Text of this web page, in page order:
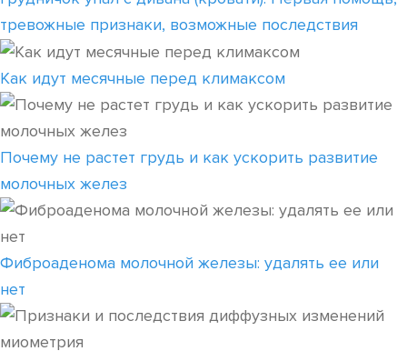
тревожные признаки, возможные последствия
Как идут месячные перед климаксом
Почему не растет грудь и как ускорить развитие
молочных желез
Фиброаденома молочной железы: удалять ее или
нет